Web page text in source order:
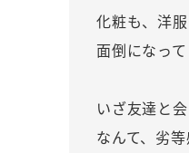
化粧も、洋
面倒になって
いざ友達と
なんて、劣